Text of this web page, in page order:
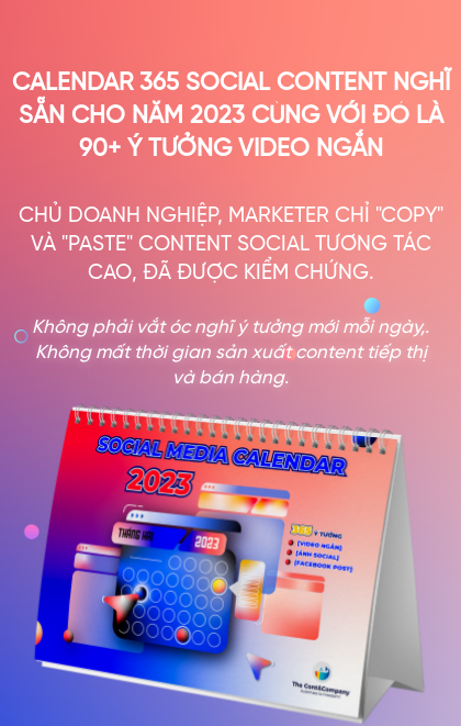
CALENDAR 365 SOCIAL CONTENT NGHĨ
SẴN CHO NĂM 2023 CÙNG VỚI ĐÓ LÀ
90+ Ý TƯỞNG VIDEO NGẮN
CHỦ DOANH NGHIỆP, MARKETER CHỈ "COPY"
VÀ "PASTE" CONTENT SOCIAL TƯƠNG TÁC
CAO, ĐÃ ĐƯỢC KIỂM CHỨNG.
Không phải vắt óc nghĩ ý tưởng mới mỗi ngày,.
Không mất thời gian sản xuất content tiếp thị
và bán hàng.